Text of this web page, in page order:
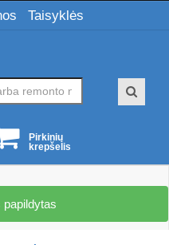
Taisyklės
Pirkinių
krepšelis
papildytas